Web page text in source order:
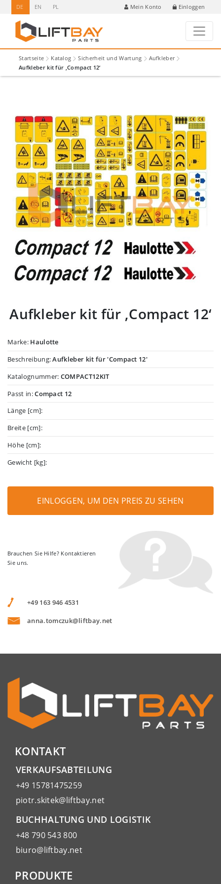
DE EN PL Mein Konto Einloggen
Startseite Katalog Sicherheit und Wartung
Aufkleber
Aufkleber kit für ‚Compact 12‘
Aufkleber kit für ‚Compact 12‘
Marke: Haulotte
Beschreibung:Aufkleber kit für 'Compact 12'
Katalognummer: COMPACT12KIT
Passt in:Compact 12
Länge [cm]:
Breite [cm]:
Höhe [cm]:
Gewicht [kg]:
EINLOGGEN, UM DEN PREIS ZU SEHEN
Brauchen Sie Hilfe? Kontaktieren
Sie uns.
+49 163 946 4531
anna.tomczuk@liftbay.net
KONTAKT
VERKAUFSABTEILUNG
+49 15781475259
piotr.skitek@liftbay.net
BUCHHALTUNG UND LOGISTIK
+48 790 543 800
biuro@liftbay.net
PRODUKTE